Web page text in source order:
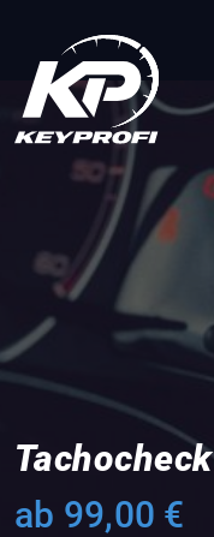
springen
Tachocheck
ab 99,00 €